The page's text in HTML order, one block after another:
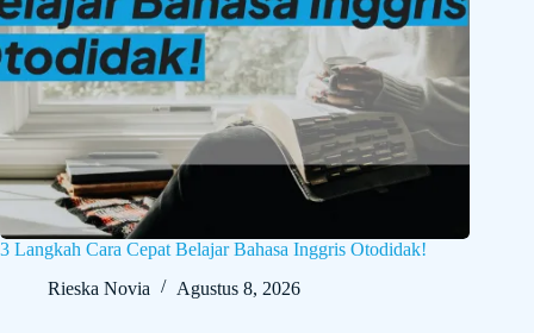
3 Langkah Cara Cepat Belajar Bahasa Inggris Otodidak!
Rieska Novia
Agustus 8, 2026